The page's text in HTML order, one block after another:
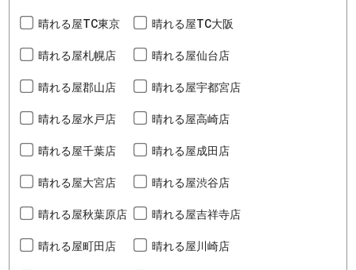
晴れる屋TC東京 晴れる屋TC大阪
晴れる屋札幌店 晴れる屋仙台店
晴れる屋郡山店 晴れる屋宇都宮店
晴れる屋水戸店 晴れる屋高崎店
晴れる屋千葉店 晴れる屋成田店
晴れる屋大宮店 晴れる屋渋谷店
晴れる屋秋葉原店 晴れる屋吉祥寺店
晴れる屋町田店 晴れる屋川崎店